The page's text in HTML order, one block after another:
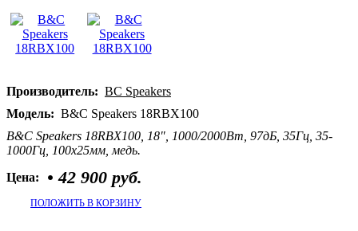
Производитель: BC Speakers
Модель: B&C Speakers 18RBX100
B&C Speakers 18RBX100, 18", 1000/2000Вт, 97дБ, 35Гц, 35-
1000Гц, 100x25мм, медь.
Цена:
•42 900 руб.
ПОЛОЖИТЬ В КОРЗИНУ